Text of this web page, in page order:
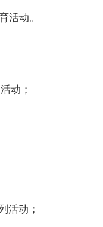
活动。
动；
活动；